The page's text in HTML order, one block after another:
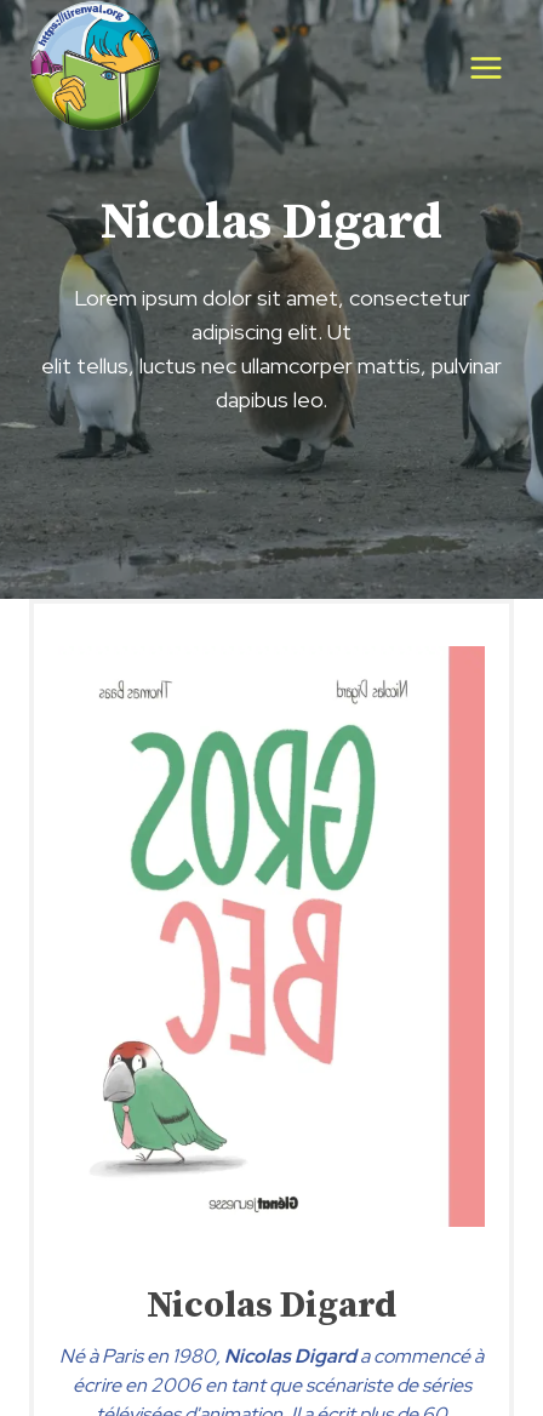
Aller
au
contenu
Nicolas Digard
Lorem ipsum dolor sit amet, consectetur
adipiscing elit. Ut
elit tellus, luctus nec ullamcorper mattis, pulvinar
dapibus leo.
Nicolas Digard
Né à Paris en 1980, Nicolas Digarda commencé à
écrire en 2006 en tant que scénariste de séries